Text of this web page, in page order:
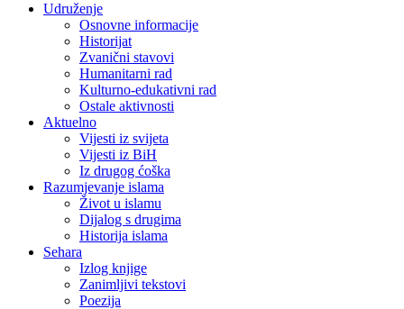
Udruženje
Osnovne informacije
Historijat
Zvanični stavovi
Humanitarni rad
Kulturno-edukativni rad
Ostale aktivnosti
Aktuelno
Vijesti iz svijeta
Vijesti iz BiH
Iz drugog ćoška
Razumjevanje islama
Život u islamu
Dijalog s drugima
Historija islama
Sehara
Izlog knjige
Zanimljivi tekstovi
Poezija